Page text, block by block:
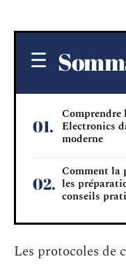
Electronics
moderne
Comment la
les
conseils
Les protocoles de